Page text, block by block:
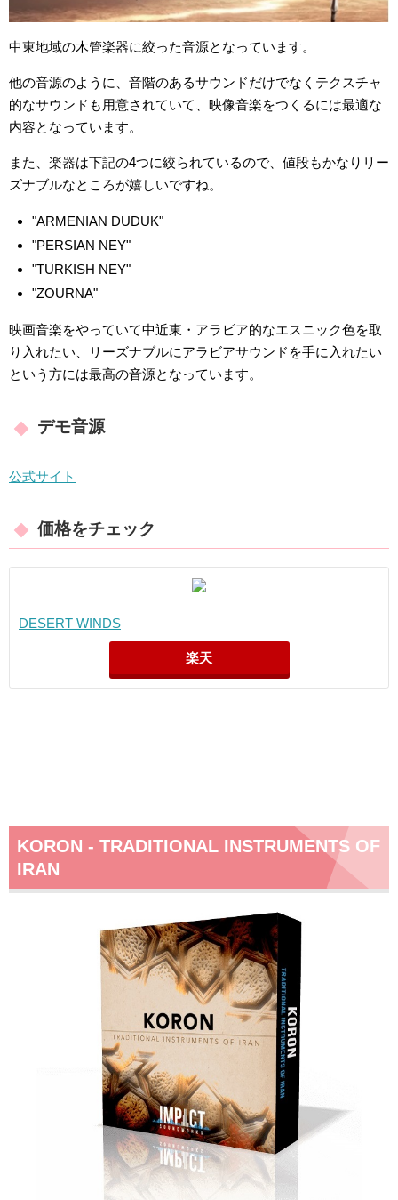
中東地域の木管楽器に絞った音源となっています。
他の音源のように、音階のあるサウンドだけでなくテクスチャ
的なサウンドも用意されていて、映像音楽をつくるには最適な
内容となっています。
また、楽器は下記の4つに絞られているので、値段もかなりリー
ズナブルなところが嬉しいですね。
"ARMENIAN DUDUK"
"PERSIAN NEY"
"TURKISH NEY"
"ZOURNA"
映画音楽をやっていて中近東・アラビア的なエスニック色を取
り入れたい、リーズナブルにアラビアサウンドを手に入れたい
という方には最高の音源となっています。
デモ音源
公式サイト
価格をチェック
DESERT WINDS
楽天
KORON - TRADITIONAL INSTRUMENTS OF
IRAN